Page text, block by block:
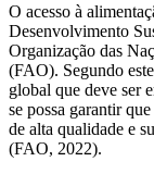
O acesso à
Desenvolvimento
Organização das
(FAO). Segundo
global que deve ser
se possa garantir
de alta qualidade e
(FAO, 2022).